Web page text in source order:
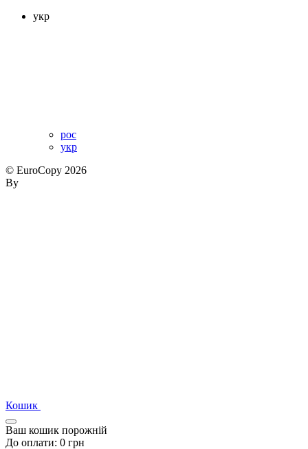
укр
рос
укр
© EuroCopy 2026
By
Кошик
Ваш кошик порожній
До оплати: 0 грн